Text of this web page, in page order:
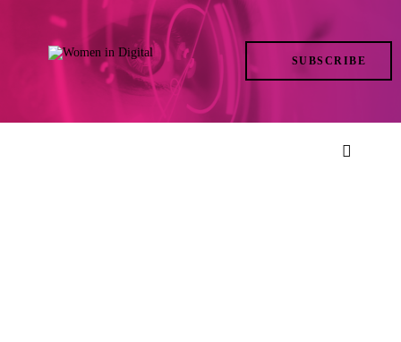
SUBSCRIBE
TRENDS